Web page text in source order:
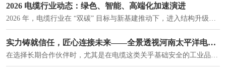
2026 电缆行业动态：绿色、智能、高端化加速演进
实力铸就信任，匠心连接未来——全景透视河南太平洋电缆厂
在选择长期合作伙伴时，尤其是在电缆这类关乎基础安全的工业品上，供应商的“内在实力”远比一纸报价单更重要。今天，我们邀请您“云参观”河南太平洋电缆厂，透过每一个细节，看我们如何将“可靠”二字，铸入每一米电缆。